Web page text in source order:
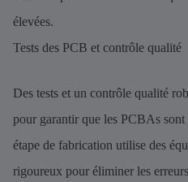
élevées.
Tests des PCB et contrôle qualité
Des tests et un contrôle qualité
pour garantir que les PCBAs
étape de fabrication utilise des
rigoureux pour éliminer les